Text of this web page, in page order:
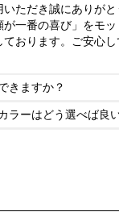
いただき誠にありが
が一番の喜び」をモ
ております。ご安心
きますか？
ラーはどう選べば良